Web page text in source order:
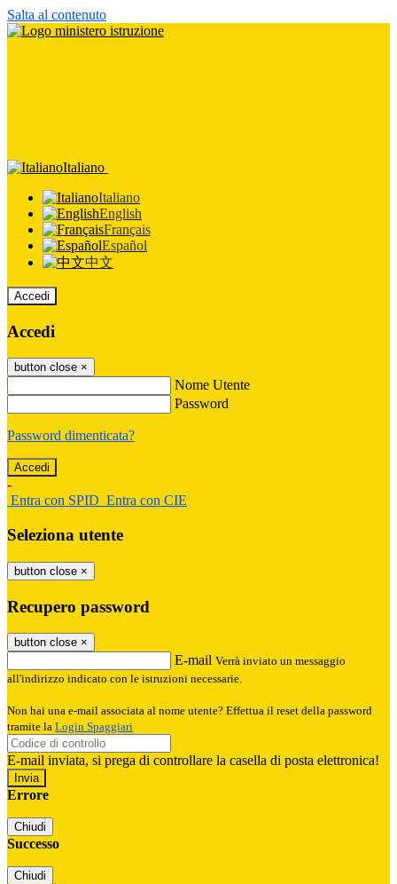
Salta al contenuto
Italiano
Italiano
English
Français
Español
中文
Accedi
Accedi
button close ×
Nome Utente
Password
Password dimenticata?
-
Entra con SPID Entra con CIE
Seleziona utente
button close ×
Recupero password
button close ×
E-mail Verrà inviato un messaggio
all'indirizzo indicato con le istruzioni necessarie.
Non hai una e-mail associata al nome utente? Effettua il reset della password
tramite la Login Spaggiari
E-mail inviata, si prega di controllare la casella di posta elettronica!
Errore
Chiudi
Successo
Chiudi